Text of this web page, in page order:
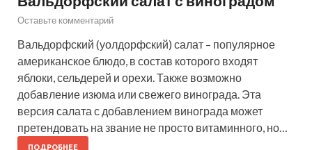
Оставьте комментарий
Вальдорфский (уолдорфский) салат – популярное
американское блюдо, в состав которого входят
яблоки, сельдерей и орехи. Также возможно
добавление изюма или свежего винограда. Эта
версия салата с добавлением винограда может
претендовать на звание не просто витаминного, но…
ПОДРОБНЕЕ